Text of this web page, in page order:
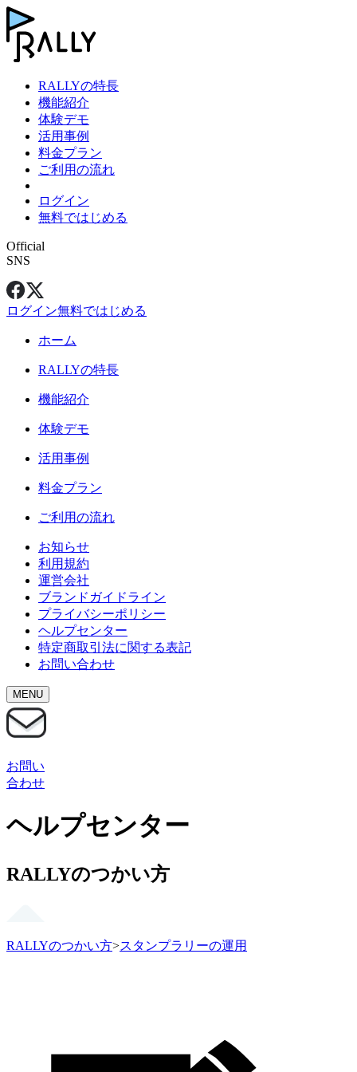
RALLYの特長
機能紹介
体験デモ
活用事例
料金プラン
ご利用の流れ
ログイン
無料ではじめる
Official
SNS
ログイン無料ではじめる
ホーム
RALLYの特長
機能紹介
体験デモ
活用事例
料金プラン
ご利用の流れ
お知らせ
利用規約
運営会社
ブランドガイドライン
プライバシーポリシー
ヘルプセンター
特定商取引法に関する表記
お問い合わせ
MENU
お問い
合わせ
ヘルプセンター
RALLYのつかい方
RALLYのつかい方>スタンプラリーの運用